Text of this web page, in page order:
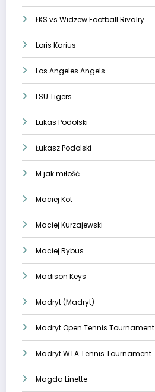
ŁKS vs Widzew Football Rivalry
Loris Karius
Los Angeles Angels
LSU Tigers
Lukas Podolski
Łukasz Podolski
M jak miłość
Maciej Kot
Maciej Kurzajewski
Maciej Rybus
Madison Keys
Madryt (Madryt)
Madryt Open Tennis Tournament
Madryt WTA Tennis Tournament
Magda Linette